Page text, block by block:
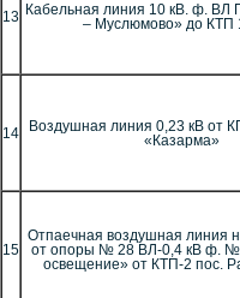
13 Кабельная линия 10 кВ. ф. ВЛ
– Муслюмово» до КТП
14
Воздушная линия 0,23 кВ от
«Казарма»
15
Отпаечная воздушная линия
от опоры № 28 ВЛ-0,4 кВ ф. №
освещение» от КТП-2 пос.